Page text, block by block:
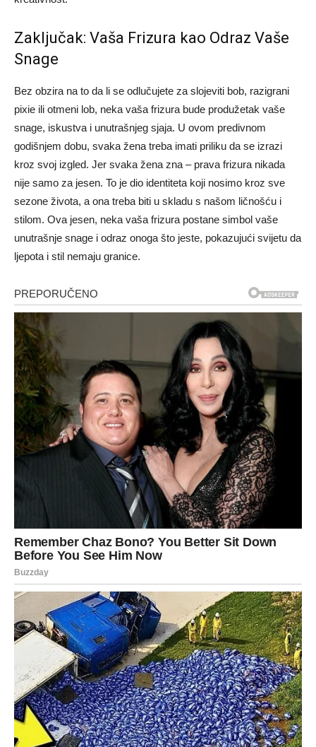
Zaključak: Vaša Frizura kao Odraz Vaše
Snage
Bez obzira na to da li se odlučujete za slojeviti bob, razigrani
pixie ili otmeni lob, neka vaša frizura bude produžetak vaše
snage, iskustva i unutrašnjeg sjaja. U ovom predivnom
godišnjem dobu, svaka žena treba imati priliku da se izrazi
kroz svoj izgled. Jer svaka žena zna – prava frizura nikada
nije samo za jesen. To je dio identiteta koji nosimo kroz sve
sezone života, a ona treba biti u skladu s našom ličnošću i
stilom. Ova jesen, neka vaša frizura postane simbol vaše
unutrašnje snage i odraz onoga što jeste, pokazujući svijetu da
ljepota i stil nemaju granice.